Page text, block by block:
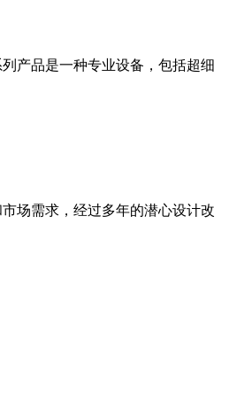
产品是一种专业设备，包括超细
场需求，经过多年的潜心设计改